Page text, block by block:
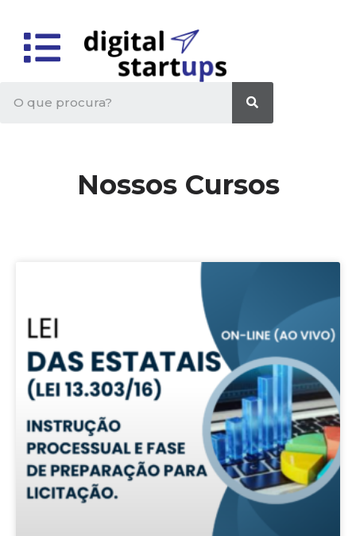
Nossos Cursos